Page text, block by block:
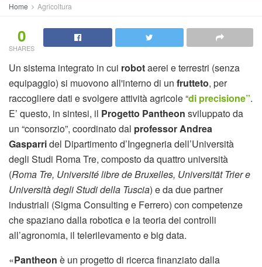
Home Agricoltura
0
SHARES
Un sistema integrato in cui robotaerei e terrestri (senza
equipaggio) si muovono all'interno di un frutteto, per
raccogliere dati e svolgere attività agricole “di precisione”.
E’ questo, in sintesi, il Progetto Pantheon sviluppato da
un “consorzio”, coordinato dal professor Andrea
Gasparridel Dipartimento d’Ingegneria dell’Università
degli Studi Roma Tre, composto da quattro università
(Roma Tre, Université libre de Bruxelles, Universität Trier e
Università degli Studi della Tuscia) e da due partner
industriali (Sigma Consulting e Ferrero) con competenze
che spaziano dalla robotica e la teoria dei controlli
all’agronomia, il telerilevamento e big data.
«Pantheon è un progetto di ricerca finanziato dalla